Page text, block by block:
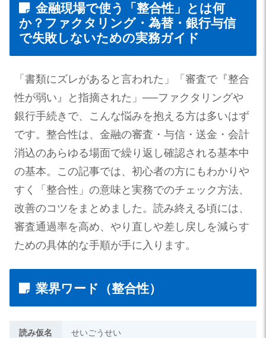
金融現場で使う「整合性」とは何
か？ファクタリング・為替・銀行与信
で失敗しないための実務ガイド
「書類にズレがあると言われた」「審査で『整合
性が弱い』と指摘された」──ファクタリングや
銀行手続きで、こんな悩みを抱える方は多いはず
です。整合性は、金融の審査・与信・送金・会計
消込のあらゆる場面で繰り返し確認される基本中
の基本。この記事では、初心者の方にもわかりや
すく「整合性」の意味と実務でのチェック方法、
改善のコツをまとめました。読み終える頃には、
審査通過率を高め、やり直しや差し戻しを減らす
ための具体的な手順が手に入ります。
業界ワード（整合性）
読み仮名 せいごうせい